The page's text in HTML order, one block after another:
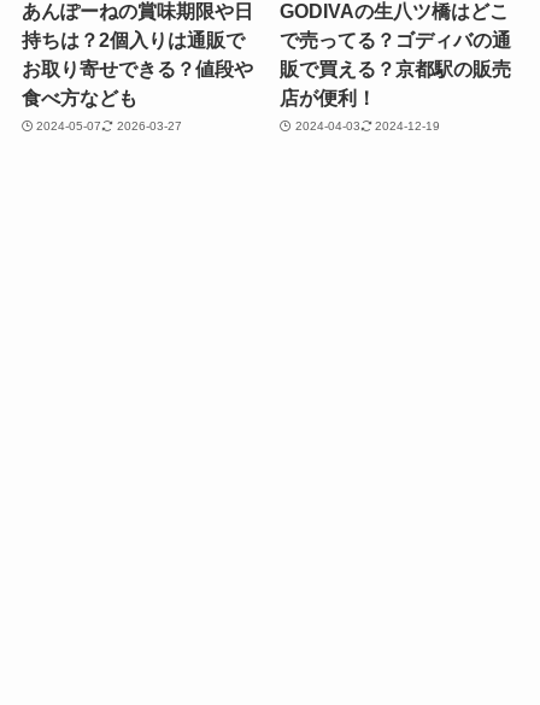
あんぽーねの賞味期限や日
持ちは？2個入りは通販で
お取り寄せできる？値段や
食べ方なども
2024-05-07 2026-03-27
GODIVAの生八ツ橋はどこ
で売ってる？ゴディバの通
販で買える？京都駅の販売
店が便利！
2024-04-03 2024-12-19